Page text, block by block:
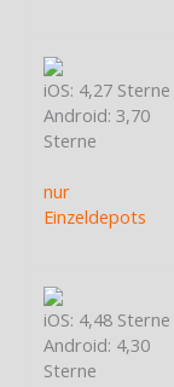
iOS: 4,27 Sterne
Android: 3,70
Sterne
nur
Einzeldepots
iOS: 4,48 Sterne
Android: 4,30
Sterne